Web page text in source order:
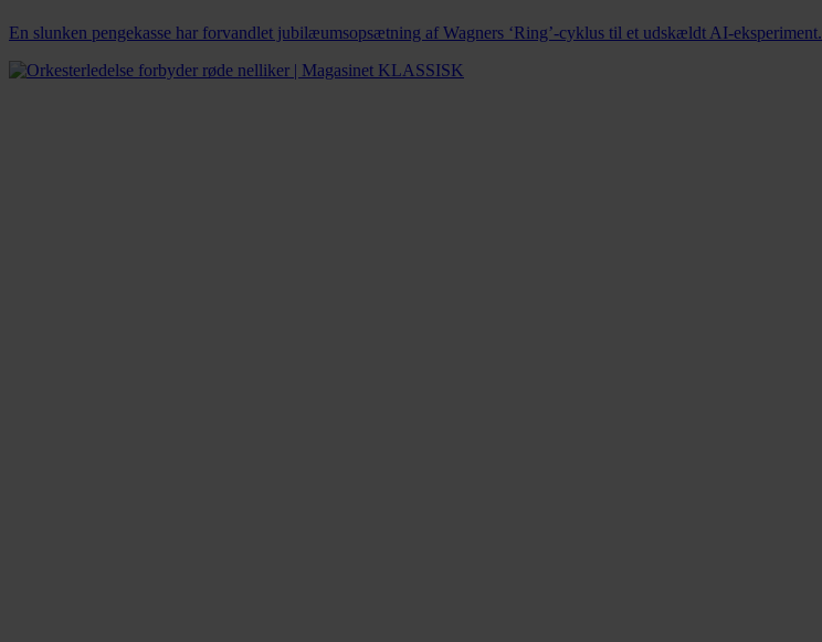
En slunken pengekasse har forvandlet jubilæumsopsætning af Wagners ‘Ring’-cyklus til et udskældt AI-eksperiment.